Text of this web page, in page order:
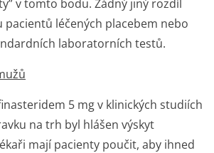
v tomto bodu. Žádný jiný rozdíl
pacientů léčených placebem nebo
laboratorních tes­tů.
5 mg v klinických studiích
na trh byl hlášen výskyt
mají pacienty poučit, aby ihned